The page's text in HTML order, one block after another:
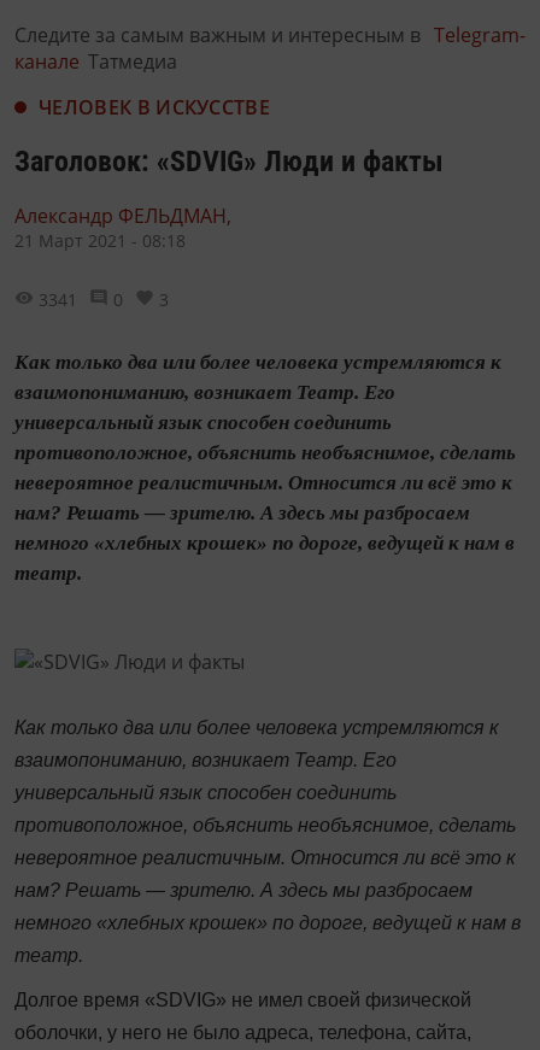
Следите за самым важным и интересным в Telegram-
канале Татмедиа
ЧЕЛОВЕК В ИСКУССТВЕ
Заголовок: «SDVIG» Люди и факты
Александр ФЕЛЬДМАН,
21 Март 2021 - 08:18
3341 0 3
Как только два или более человека устремляются к
взаимопониманию, возникает Театр. Его
универсальный язык способен соединить
противоположное, объяснить необъяснимое, сделать
невероятное реалистичным. Относится ли всё это к
нам? Решать — зрителю. А здесь мы разбросаем
немного «хлебных крошек» по дороге, ведущей к нам в
театр.
Как только два или более человека устремляются к
взаимопониманию, возникает Театр. Его
универсальный язык способен соединить
противоположное, объяснить необъяснимое, сделать
невероятное реалистичным. Относится ли всё это к
нам? Решать — зрителю. А здесь мы разбросаем
немного «хлебных крошек» по дороге, ведущей к нам в
театр.
Долгое время «SDVIG» не имел своей физической
оболочки, у него не было адреса, телефона, сайта,